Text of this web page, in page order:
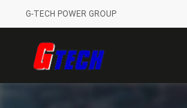
G-TECH POWER GROUP